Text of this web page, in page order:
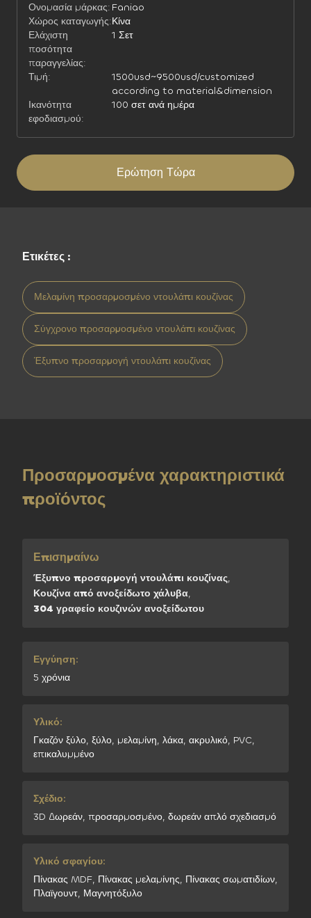
Ονομασία μάρκας: Faniao
Χώρος καταγωγής:Κίνα
Ελάχιστη
ποσότητα
παραγγελίας:
1 Σετ
Τιμή:
1500usd~9500usd/customized
according to material&dimension
Ικανότητα
εφοδιασμού:
100 σετ ανά ημέρα
Ερώτηση Τώρα
Ετικέτες :
Μελαμίνη προσαρμοσμένο ντουλάπι κουζίνας
Σύγχρονο προσαρμοσμένο ντουλάπι κουζίνας
Έξυπνο προσαρμογή ντουλάπι κουζίνας
Προσαρμοσμένα χαρακτηριστικά
προϊόντος
Επισημαίνω
Έξυπνο προσαρμογή ντουλάπι κουζίνας,
Κουζίνα από ανοξείδωτο χάλυβα,
304 γραφείο κουζινών ανοξείδωτου
Εγγύηση:
5 χρόνια
Υλικό:
Γκαζόν ξύλο, ξύλο, μελαμίνη, λάκα, ακρυλικό, PVC,
επικαλυμμένο
Σχέδιο:
3D Δωρεάν, προσαρμοσμένο, δωρεάν απλό σχεδιασμό
Υλικό σφαγίου:
Πίνακας MDF, Πίνακας μελαμίνης, Πίνακας σωματιδίων,
Πλαϊγουντ, Μαγνητόξυλο